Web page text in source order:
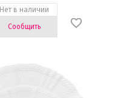
Нет в наличии
Сообщить